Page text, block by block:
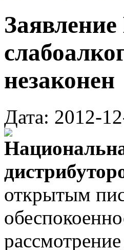
незаконен
Дата: 2012-
открытым